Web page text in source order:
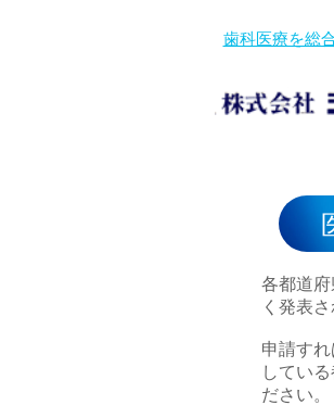
歯科医療を総
各都道
く発表さ
申請す
してい
ださい。